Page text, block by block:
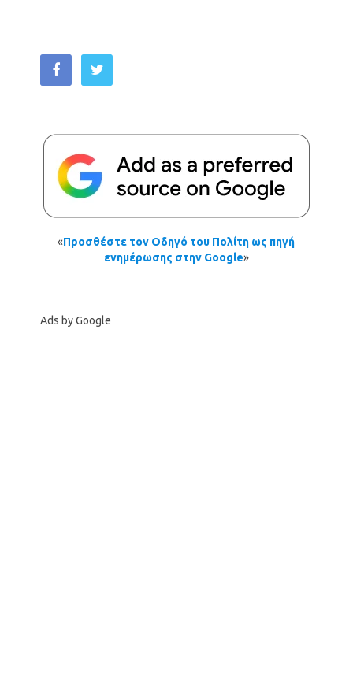
«Προσθέστε τον Οδηγό του Πολίτη ως πηγή
ενημέρωσης στην Google»
Ads by Google